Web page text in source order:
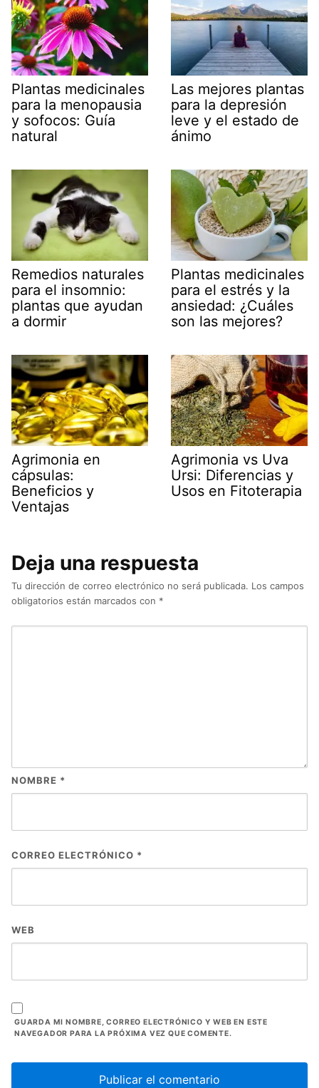
Plantas medicinales
para la menopausia
y sofocos: Guía
natural
Las mejores plantas
para la depresión
leve y el estado de
ánimo
Remedios naturales
para el insomnio:
plantas que ayudan
a dormir
Plantas medicinales
para el estrés y la
ansiedad: ¿Cuáles
son las mejores?
Agrimonia en
cápsulas:
Beneficios y
Ventajas
Agrimonia vs Uva
Ursi: Diferencias y
Usos en Fitoterapia
Deja una respuesta
Tu dirección de correo electrónico no será publicada. Los campos
obligatorios están marcados con *
NOMBRE *
CORREO ELECTRÓNICO *
WEB
GUARDA MI NOMBRE, CORREO ELECTRÓNICO Y WEB EN ESTE
NAVEGADOR PARA LA PRÓXIMA VEZ QUE COMENTE.